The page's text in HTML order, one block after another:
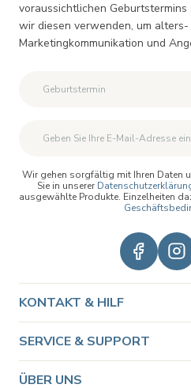
voraussichtlichen Geburtstermins
wir diesen verwenden, um
Marketingkommunikation und
Zweiter Vorname
Wir gehen sorgfältig mit Ihren Daten
Sie in unserer
ausgewählte Produkte. Einzelheiten
KONTAKT & HILF
SERVICE & SUPPORT
ÜBER UNS